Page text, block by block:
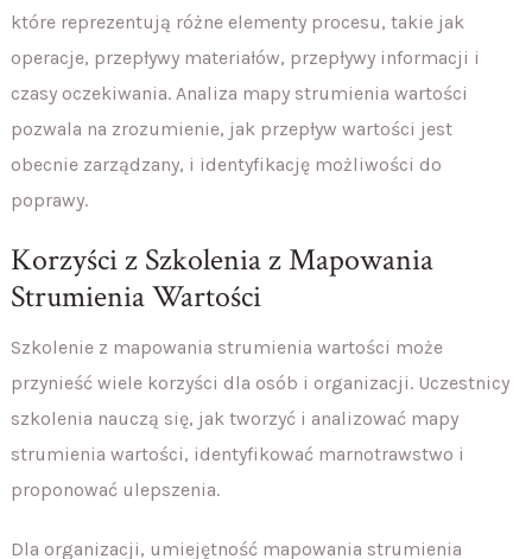
które reprezentują różne elementy procesu, takie jak
operacje, przepływy materiałów, przepływy informacji i
czasy oczekiwania. Analiza mapy strumienia wartości
pozwala na zrozumienie, jak przepływ wartości jest
obecnie zarządzany, i identyfikację możliwości do
poprawy.
Korzyści z Szkolenia z Mapowania
Strumienia Wartości
Szkolenie z mapowania strumienia wartości może
przynieść wiele korzyści dla osób i organizacji. Uczestnicy
szkolenia nauczą się, jak tworzyć i analizować mapy
strumienia wartości, identyfikować marnotrawstwo i
proponować ulepszenia.
Dla organizacji, umiejętność mapowania strumienia